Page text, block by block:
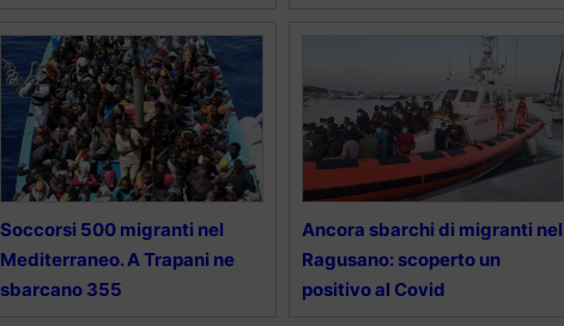
Soccorsi 500 migranti nel
Mediterraneo. A Trapani ne
sbarcano 355
Ancora sbarchi di migranti nel
Ragusano: scoperto un
positivo al Covid